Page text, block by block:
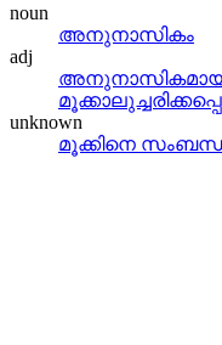
noun
അനുനാസികം
adj
unknown
മൂക്കിനെ